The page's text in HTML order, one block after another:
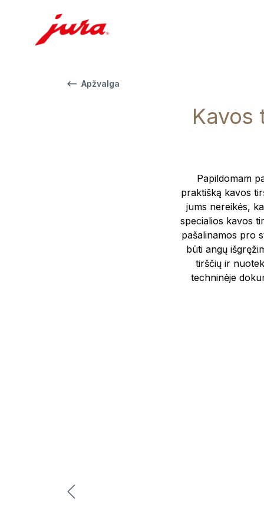
Apžvalga
Kavos
Papildomam
praktišką kavos
jums nereikės,
specialios kavos
pašalinamos pro
būti angų
tirščių ir
techninėje